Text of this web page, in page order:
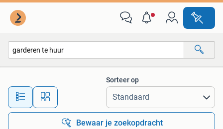
Alle afstanden…
Sorteer op
Bewaar je zoekopdracht